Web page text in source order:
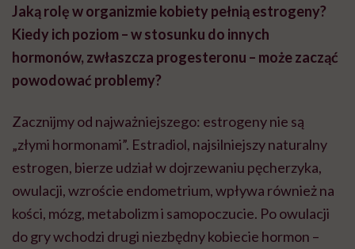
Jaką rolę w organizmie kobiety pełnią estrogeny?
Kiedy ich poziom – w stosunku do innych
hormonów, zwłaszcza progesteronu – może zacząć
powodować problemy?
Zacznijmy od najważniejszego: estrogeny nie są
„złymi hormonami”. Estradiol, najsilniejszy naturalny
estrogen, bierze udział w dojrzewaniu pęcherzyka,
owulacji, wzroście endometrium, wpływa również na
kości, mózg, metabolizm i samopoczucie. Po owulacji
do gry wchodzi drugi niezbędny kobiecie hormon –